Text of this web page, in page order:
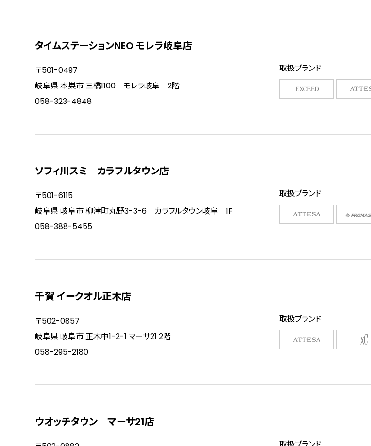
タイムステーションNEO モレラ岐阜店
〒501-0497
岐阜県 本巣市 三橋1100 モレラ岐阜 2階
058-323-4848
取扱ブランド
ソフィ川スミ カラフルタウン店
〒501-6115
岐阜県 岐阜市 柳津町丸野3-3-6 カラフルタウン岐阜 1F
058-388-5455
取扱ブランド
千賀 イークオル正木店
〒502-0857
岐阜県 岐阜市 正木中1-2-1 マーサ21 2階
058-295-2180
取扱ブランド
ウオッチタウン マーサ21店